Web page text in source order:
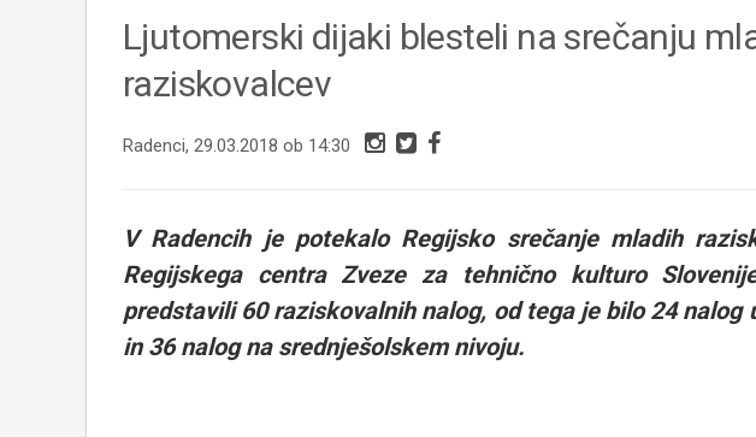
Ljutomerski dijaki blesteli na srečanju
raziskovalcev
Radenci, 29.03.2018 ob 14:30
V Radencih je potekalo Regijsko srečanje mladih
Regijskega centra Zveze za tehnično kulturo
predstavili 60 raziskovalnih nalog, od tega je bilo 24 nalog
in 36 nalog na srednješolskem nivoju.